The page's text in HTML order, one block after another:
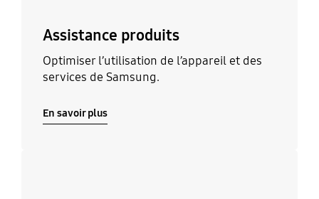
Assistance produits
Optimiser l’utilisation de l’appareil et des
services de Samsung.
En savoir plus